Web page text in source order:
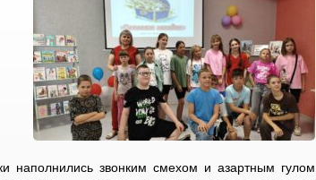
наполнились звонким смехом и азартным гулом